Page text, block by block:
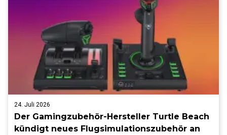
24. Juli 2026
Der Gamingzubehör-Hersteller Turtle Beach
kündigt neues Flugsimulationszubehör an